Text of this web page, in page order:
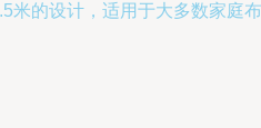
米的设计，适用于大多数家庭